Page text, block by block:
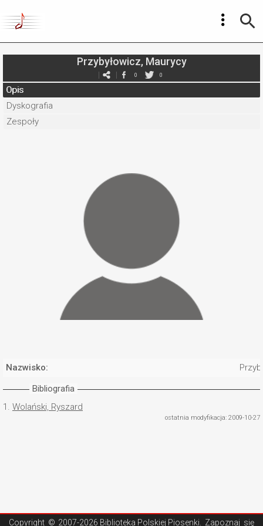
Przybyłowicz, Maurycy
0 0
Opis
Dyskografia
Zespoły
Nazwisko:
Bibliografia
1. Wolański, Ryszard
ostatnia modyfikacja: 2009-10-27
Copyright © 2007-2026 Biblioteka Polskiej Piosenki . Zapoznaj się